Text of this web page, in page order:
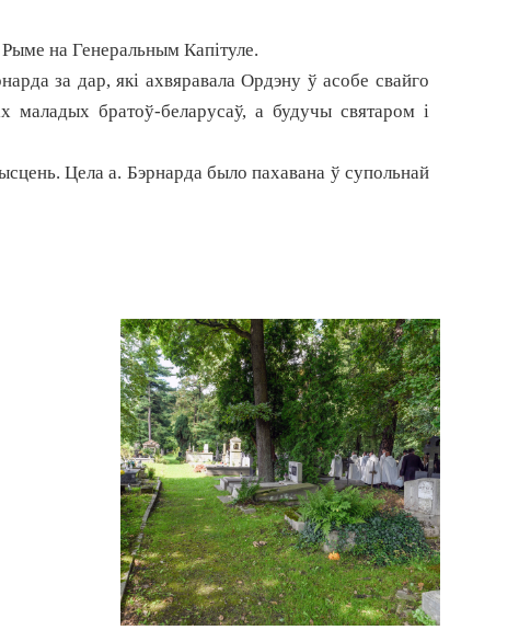
на Генеральным Капітуле.
за дар, які ахвяравала Ордэну ў асобе свайго
братоў-беларусаў, а будучы святаром і
Цела а. Бэрнарда было пахавана ў супольнай